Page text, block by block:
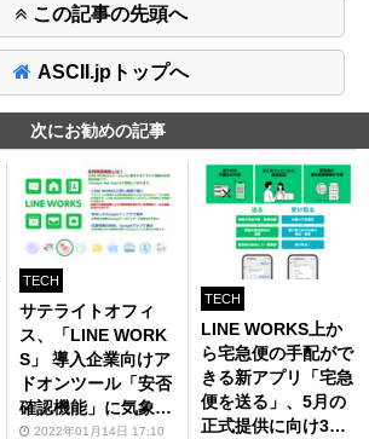
この記事の先頭へ
ASCII.jpトップへ
次にお勧めの記事
TECH
サテライトオフィ
ス、「LINE WORK
S」 導入企業向けア
ドオンツール「安否
確認機能」に気象庁
の大雨・洪水警報な
2022年01月14日 17:10
TECH
LINE WORKS上か
ら宅急便の手配がで
きる新アプリ「宅急
便を送る」、5月の
正式提供に向け3月